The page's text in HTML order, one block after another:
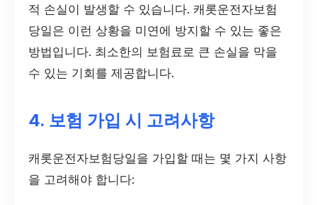
적 손실이 발생할 수 있습니다. 캐롯운전자보험
당일은 이런 상황을 미연에 방지할 수 있는 좋은
방법입니다. 최소한의 보험료로 큰 손실을 막을
수 있는 기회를 제공합니다.
4. 보험 가입 시 고려사항
캐롯운전자보험당일을 가입할 때는 몇 가지 사항
을 고려해야 합니다: